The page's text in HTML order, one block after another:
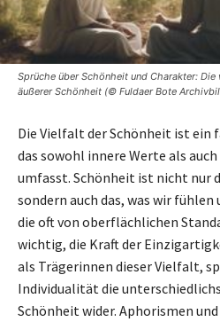
Sprüche über Schönheit und Charakter: Die
äußerer Schönheit (© Fuldaer Bote
Die Vielfalt der Schönheit ist ein
das sowohl innere Werte als
umfasst. Schönheit ist nicht nur
sondern auch das, was wir
die oft von oberflächlichen
wichtig, die Kraft der
als Trägerinnen dieser Vielfalt,
Individualität die
Schönheit wider. Aphorismen